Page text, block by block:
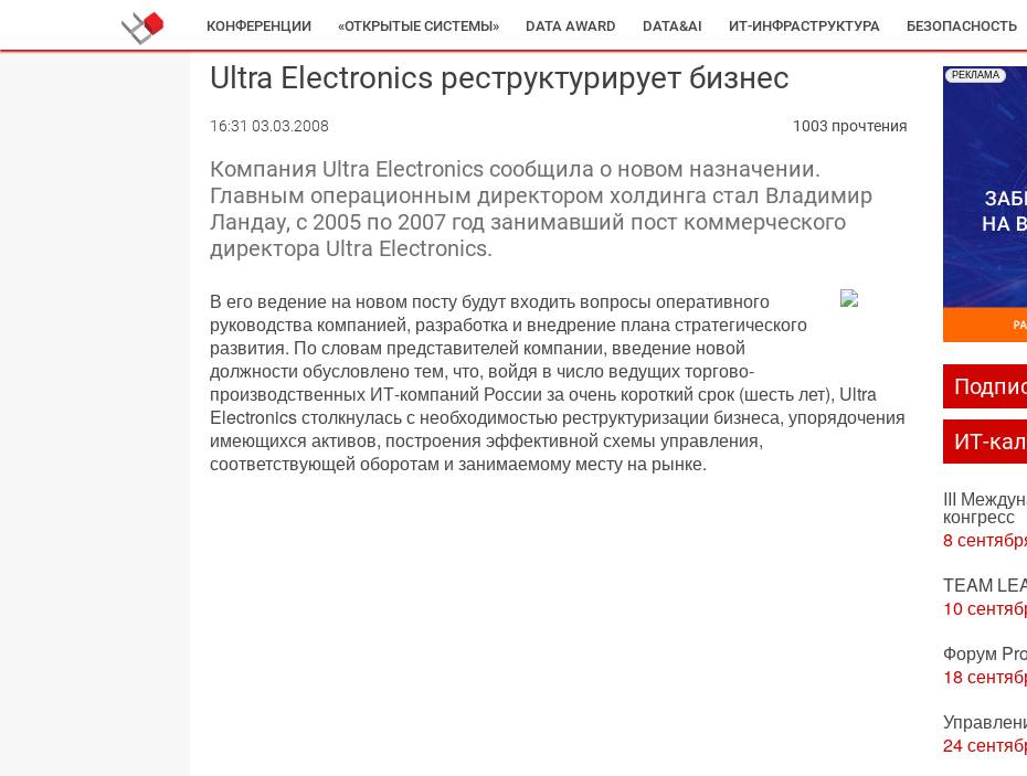
КОНФЕРЕНЦИИ «ОТКРЫТЫЕ СИСТЕМЫ» DATA AWARD DATA&AI ИТ-ИНФРАСТРУКТУРА БЕЗОПАСНОСТЬ
Ultra Electronics реструктурирует бизнес
16:31 03.03.2008 1003 прочтения
Компания Ultra Electronics сообщила о новом назначении.
Главным операционным директором холдинга стал Владимир
Ландау, с 2005 по 2007 год занимавший пост коммерческого
директора Ultra Electronics.
В его ведение на новом посту будут входить вопросы оперативного
руководства компанией, разработка и внедрение плана стратегического
развития. По словам представителей компании, введение новой
должности обусловлено тем, что, войдя в число ведущих торгово-
производственных ИТ-компаний России за очень короткий срок (шесть лет), Ultra
Electronics столкнулась с необходимостью реструктуризации бизнеса, упорядочения
имеющихся активов, построения эффективной схемы управления,
соответствующей оборотам и занимаемому месту на рынке.
РЕКЛАМА
ИТ-
III
конгресс
8
TEAM
10
Форум
18
24